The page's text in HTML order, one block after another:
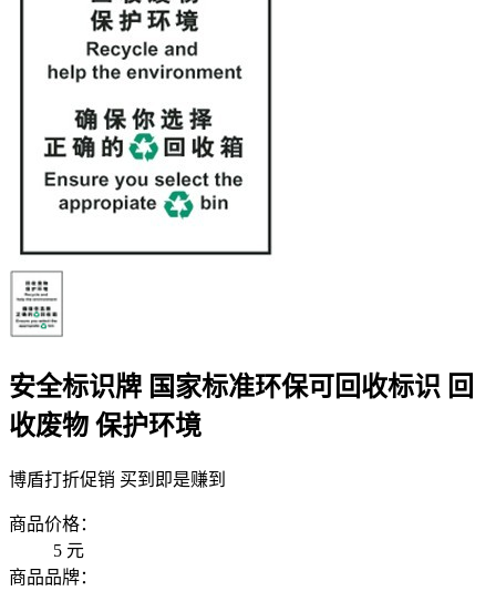
安全标识牌 国家标准环保可回收标识 回
收废物 保护环境
博盾打折促销 买到即是赚到
商品价格：
5 元
商品品牌：